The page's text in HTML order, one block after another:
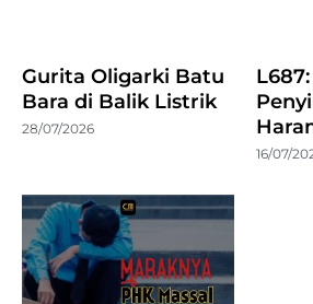
Gurita Oligarki Batu
Bara di Balik Listrik
28/07/2026
16/07/